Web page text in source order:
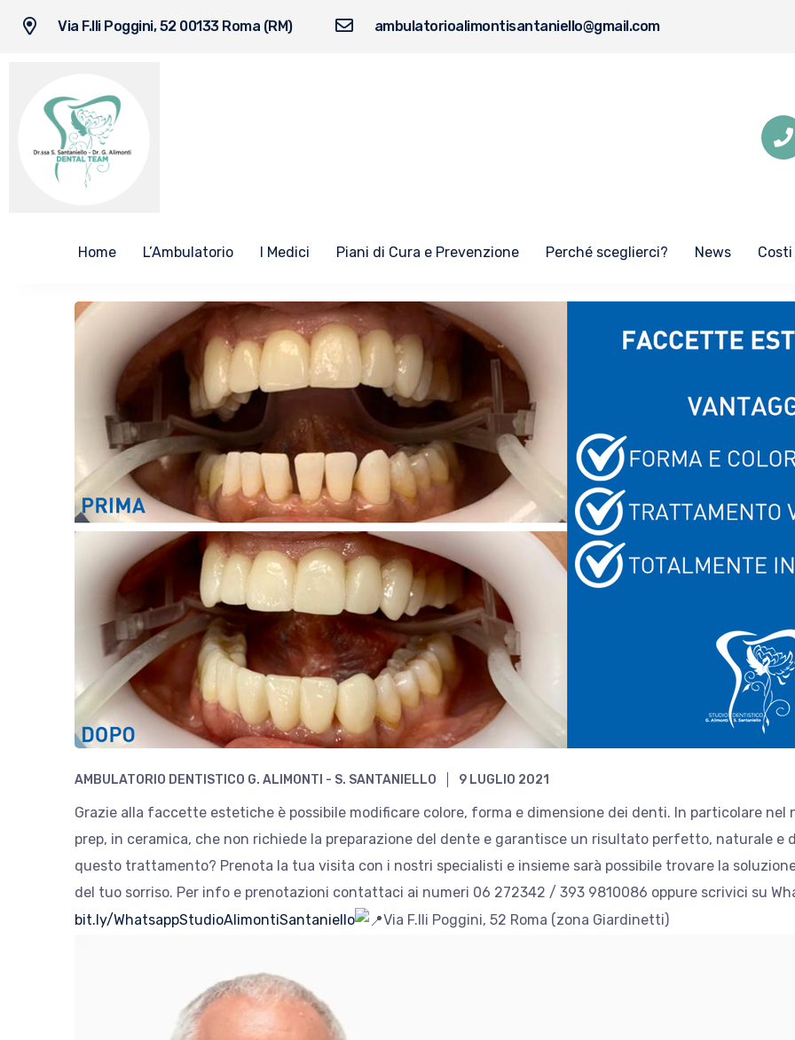
Via F.lli Poggini, 52 00133 Roma (RM) ambulatorioalimontisantaniello@gmail.com
Home L’Ambulatorio I Medici Piani di Cura e Prevenzione Perché sceglierci? News Costi
AMBULATORIO DENTISTICO G. ALIMONTI - S. SANTANIELLO 9 LUGLIO 2021
Grazie alla faccette estetiche è possibile modificare colore, forma e dimensione dei denti. In particolare
prep, in ceramica, che non richiede la preparazione del dente e garantisce un risultato perfetto, naturale e
questo trattamento? Prenota la tua visita con i nostri specialisti e insieme sarà possibile trovare la
del tuo sorriso. Per info e prenotazioni contattaci ai numeri 06 272342 / 393 9810086 oppure scrivici su
bit.ly/WhatsappStudioAlimontiSantaniello
Via F.lli Poggini, 52 Roma (zona Giardinetti)